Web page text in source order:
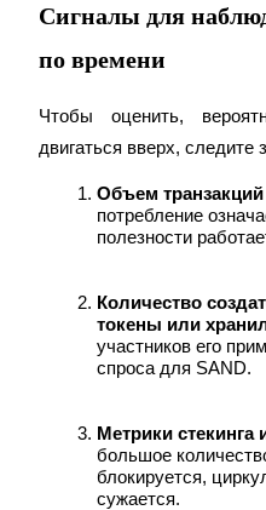
Bitrue
AI
Bitrue Партнеры
Сигналы для
по времени
Чтобы оценить,
двигаться вверх, следите
Объем
потребление
полезности
Количество
токены или
участников его
спроса для SAND.
Метрики стекинга
большое
блокируется,
сужается.